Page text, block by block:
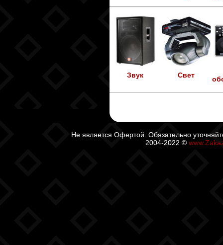
Звук Свет
Не является Офертой. Обязательно
2004-2022 ©